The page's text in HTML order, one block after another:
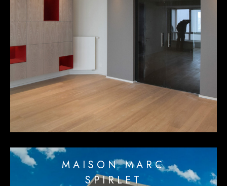
MAISON MARC
SPIRLET